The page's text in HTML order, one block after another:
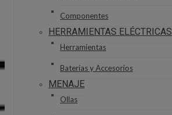
Componentes
HERRAMIENTAS ELÉCTRICAS
Herramientas
Baterias y Accesorios
MENAJE
Ollas